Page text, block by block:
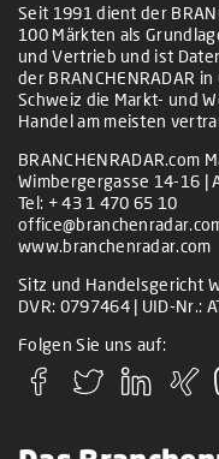
Seit 1991 dient der
100 Märkten als
und Vertrieb und ist
der BRANCHENRADAR
Schweiz die Markt- und
Handel am meisten
BRANCHENRADAR.com
Wimbergergasse 14-16 |
Tel: + 43 1 470 65 10
www.branchenradar.com
Sitz und Handelsgericht
DVR: 0797464 | UID-Nr.:
Folgen Sie uns auf: